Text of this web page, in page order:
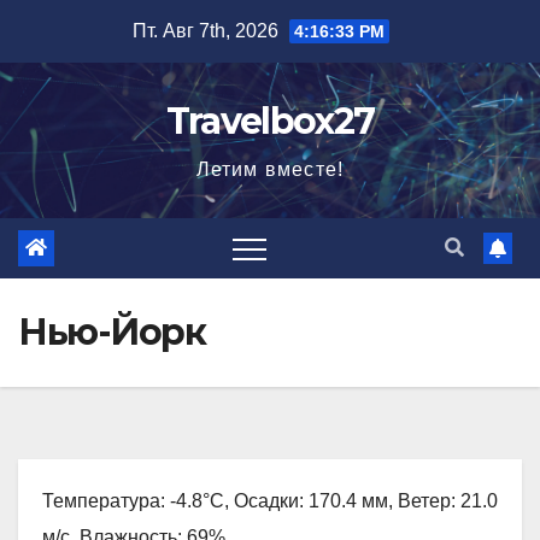
содержимому
Пт. Авг 7th, 2026 4:16:34 PM
Travelbox27
Летим вместе!
Нью-Йорк
Температура: -4.8°C, Осадки: 170.4 мм, Ветер: 21.0